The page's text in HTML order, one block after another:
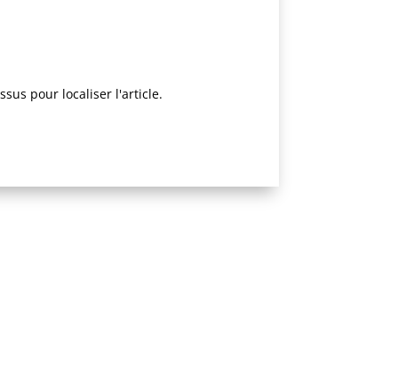
pour localiser l'article.